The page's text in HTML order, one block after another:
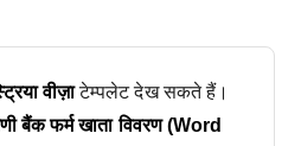
वीज़ाटेम्पलेट देख सकते हैं।
बैंक फर्म खाता विवरण (Word